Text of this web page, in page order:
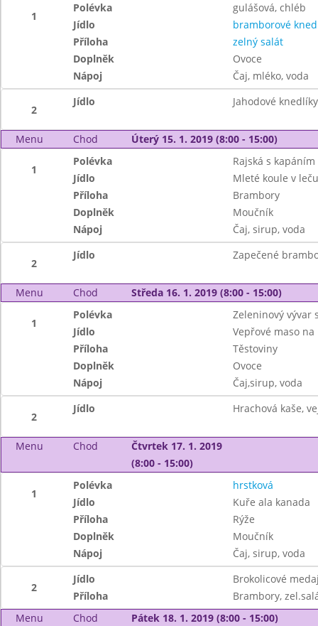
1
Polévka
gulášová, chléb
Jídlo
bramborové
Příloha
zelný salát
Doplněk
Ovoce
Nápoj
Čaj, mléko, voda
2
Jídlo Jahodové
Menu Chod Úterý 15. 1. 2019 (8:00 - 15:00)
1
Polévka
Rajská s kapáním
Jídlo
Mleté koule v leču
Příloha
Brambory
Doplněk
Moučník
Nápoj
Čaj, sirup, voda
2
Jídlo Zapečené
Menu Chod Středa 16. 1. 2019 (8:00 - 15:00)
1
Polévka
Zeleninový vývar
Jídlo
Vepřové maso
Příloha
Těstoviny
Doplněk
Ovoce
Nápoj
Čaj,sirup, voda
2
Jídlo Hrachová kaše,
Menu Chod
Čtvrtek 17. 1. 2019
(8:00 - 15:00)
1
Polévka
hrstková
Jídlo
Kuře ala kanada
Příloha
Rýže
Doplněk
Moučník
Nápoj
Čaj, sirup, voda
2
Jídlo
Brokolicové
Příloha
Brambory,
Menu
Chod Pátek 18. 1. 2019 (8:00 - 15:00)